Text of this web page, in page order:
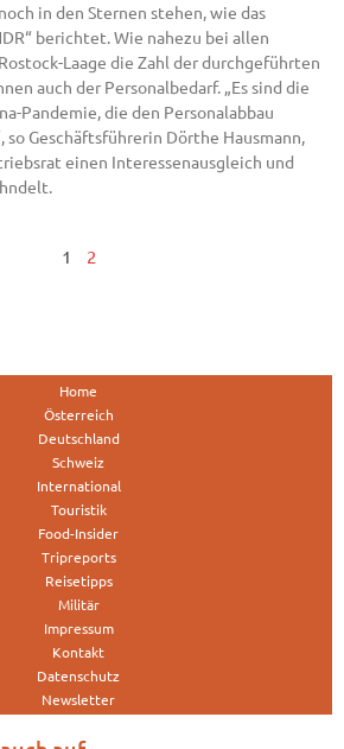
in den Sternen stehen, wie das
berichtet. Wie nahezu bei allen
Laage die Zahl der durchgeführten
auch der Personalbedarf. „Es sind die
Pandemie, die den Personalabbau
so Geschäftsführerin Dörthe Hausmann,
einen Interessenausgleich und
1 2
Home
Österreich
Deutschland
Schweiz
International
Touristik
Food-Insider
Tripreports
Reisetipps
Militär
Impressum
Kontakt
Datenschutz
Newsletter